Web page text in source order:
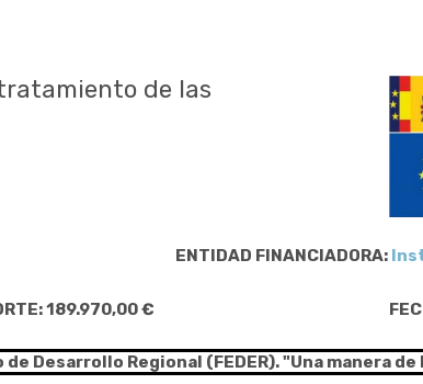
de las
ENTIDAD FINANCIADORA:
189.970,00 €
Desarrollo Regional (FEDER). "Una manera de